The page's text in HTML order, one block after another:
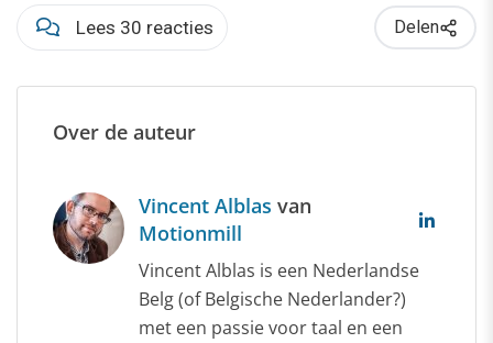
Lees 30 reacties Delen
Over de auteur
Vincent Alblas van
Motionmill
Vincent Alblas is een Nederlandse
Belg (of Belgische Nederlander?)
met een passie voor taal en een